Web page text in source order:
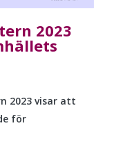
2023
2023 visar att
för